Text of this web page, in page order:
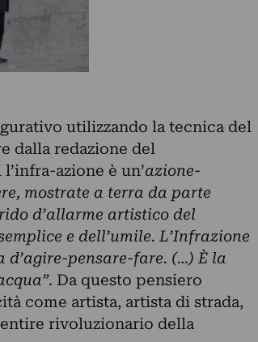
utilizzando la tecnica del
dalla redazione del
azione è un’azione-
mostrate a terra da parte
d’allarme artistico del
e dell’umile. L’Infrazione
pensare-fare. (…) È la
. Da questo pensiero
come artista, artista di strada,
rivoluzionario della